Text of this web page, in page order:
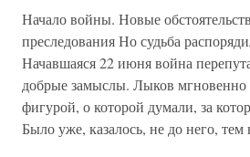
Начало войны. Новые
преследования Но судьба
Начавшаяся 22 июня война
добрые замыслы. Лыков мгновенно
фигурой, о которой думали, за
Было уже, казалось, не до него, тем